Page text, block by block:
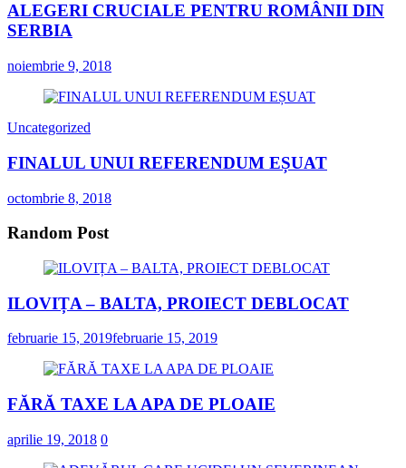
ALEGERI CRUCIALE PENTRU ROMÂNII DIN
SERBIA
noiembrie 9, 2018
Uncategorized
FINALUL UNUI REFERENDUM EȘUAT
octombrie 8, 2018
Random Post
ILOVIȚA – BALTA, PROIECT DEBLOCAT
februarie 15, 2019februarie 15, 2019
FĂRĂ TAXE LA APA DE PLOAIE
aprilie 19, 2018 0